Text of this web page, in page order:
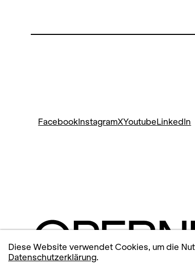
FacebookInstagramXYoutubeLinkedIn
Diese Website verwendet Cookies, um die
Datenschutzerklärung.